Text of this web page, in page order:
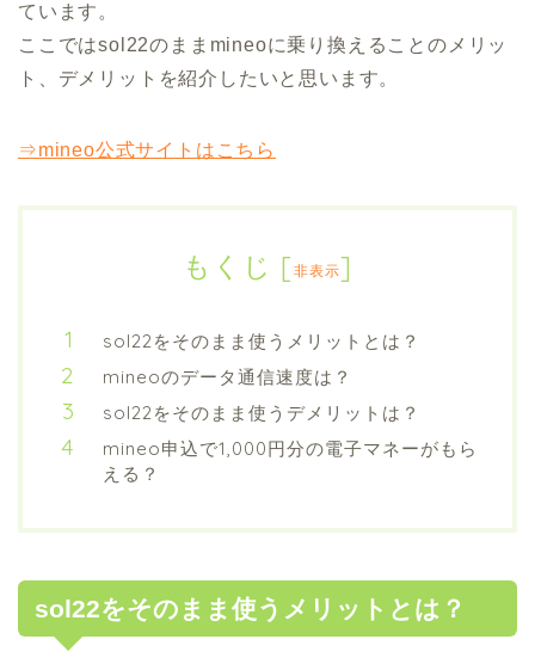
ています。
ここではsol22のままmineoに乗り換えることのメリッ
ト、デメリットを紹介したいと思います。
⇒mineo公式サイトはこちら
もくじ [非表示]
sol22をそのまま使うメリットとは？
mineoのデータ通信速度は？
sol22をそのまま使うデメリットは？
mineo申込で1,000円分の電子マネーがもら
える？
sol22をそのまま使うメリットとは？